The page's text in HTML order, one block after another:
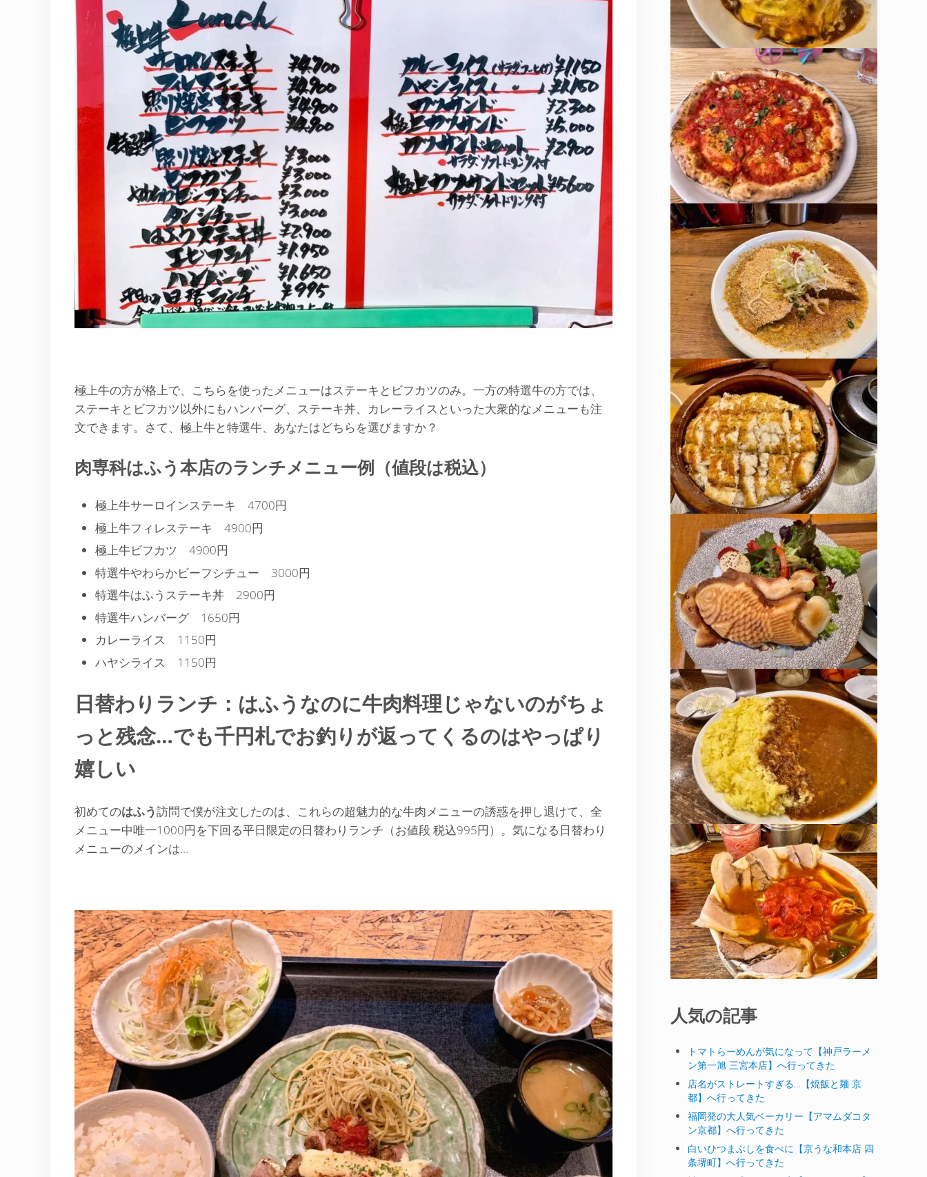
極上牛の方が格上で、こちらを使ったメニューはステーキとビフカツのみ。一方の特選牛の方では、
ステーキとビフカツ以外にもハンバーグ、ステーキ丼、カレーライスといった大衆的なメニューも注
文できます。さて、極上牛と特選牛、あなたはどちらを選びますか？
肉専科はふう本店のランチメニュー例（値段は税込）
極上牛サーロインステーキ 4700円
極上牛フィレステーキ 4900円
極上牛ビフカツ 4900円
特選牛やわらかビーフシチュー 3000円
特選牛はふうステーキ丼 2900円
特選牛ハンバーグ 1650円
カレーライス 1150円
ハヤシライス 1150円
日替わりランチ：はふうなのに牛肉料理じゃないのがちょ
っと残念…でも千円札でお釣りが返ってくるのはやっぱり
嬉しい
初めてのはふう訪問で僕が注文したのは、これらの超魅力的な牛肉メニューの誘惑を押し退けて、全
メニュー中唯一1000円を下回る平日限定の日替わりランチ（お値段 税込995円）。気になる日替わり
メニューのメインは…
人気の記事
トマトらーめんが気になって【神戸ラーメ
ン第一旭 三宮本店】へ行ってきた
店名がストレートすぎる…【焼飯と麺 京
都】へ行ってきた
福岡発の大人気ベーカリー【アマムダコタ
ン京都】へ行ってきた
白いひつまぶしを食べに【京うな和本店 四
条堺町】へ行ってきた